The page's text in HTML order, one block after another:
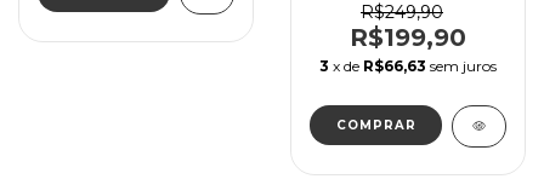
GRANDE
R$249,90
R$199,90
3 x de R$66,63 sem juros
COMPRAR